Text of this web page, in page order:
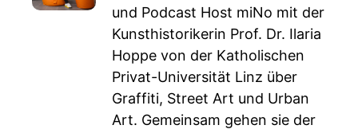
und Podcast Host miNo mit der
Kunsthistorikerin Prof. Dr. Ilaria
Hoppe von der Katholischen
Privat-Universität Linz über
Graffiti, Street Art und Urban
Art. Gemeinsam gehen sie der